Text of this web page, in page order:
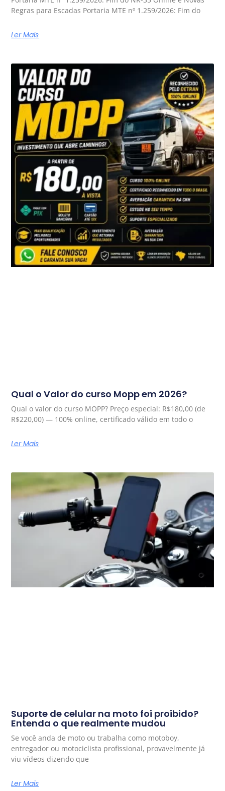
Regras para Escadas Portaria MTE nº 1.259/2026: Fim do
Ler Mais
Qual o Valor do curso Mopp em 2026?
Qual o valor do curso MOPP? Preço especial: R$180,00 (de
R$220,00) — 100% online, certificado válido em todo o
Ler Mais
Suporte de celular na moto foi proibido?
Entenda o que realmente mudou
Se você anda de moto ou trabalha como motoboy,
entregador ou motociclista profissional, provavelmente já
viu vídeos dizendo que
Ler Mais